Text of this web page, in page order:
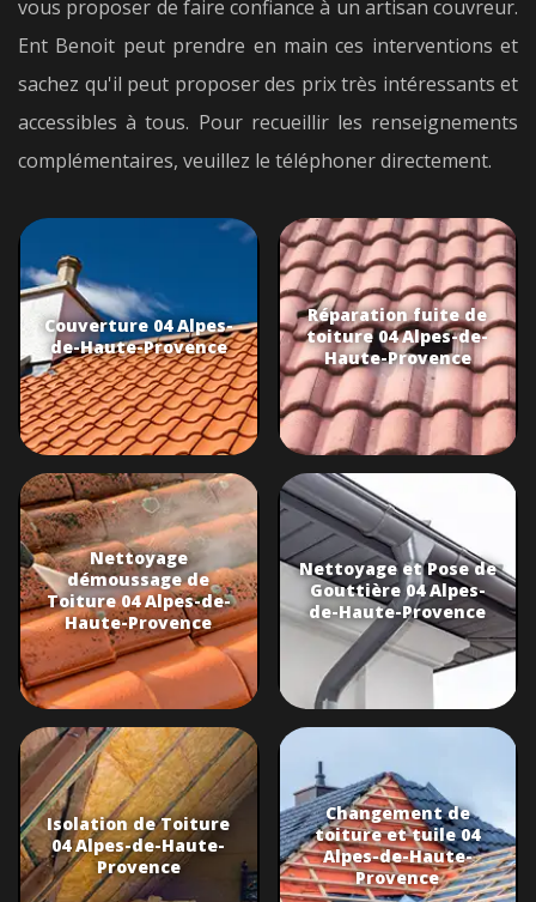
vous proposer de faire confiance à un artisan couvreur.
Ent Benoit peut prendre en main ces interventions et
sachez qu'il peut proposer des prix très intéressants et
accessibles à tous. Pour recueillir les renseignements
complémentaires, veuillez le téléphoner directement.
Couverture 04 Alpes-
de-Haute-Provence
Réparation fuite de
toiture 04 Alpes-de-
Haute-Provence
Nettoyage
démoussage de
Toiture 04 Alpes-de-
Haute-Provence
Nettoyage et Pose de
Gouttière 04 Alpes-
de-Haute-Provence
Isolation de Toiture
04 Alpes-de-Haute-
Provence
Changement de
toiture et tuile 04
Alpes-de-Haute-
Provence